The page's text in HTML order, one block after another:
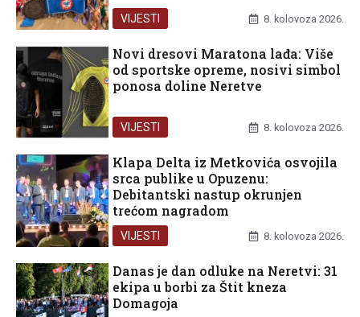
VIJESTI 8. kolovoza 2026.
Novi dresovi Maratona lađa: Više
od sportske opreme, nosivi simbol
ponosa doline Neretve
VIJESTI 8. kolovoza 2026.
Klapa Delta iz Metkovića osvojila
srca publike u Opuzenu:
Debitantski nastup okrunjen
trećom nagradom
VIJESTI 8. kolovoza 2026.
Danas je dan odluke na Neretvi: 31
ekipa u borbi za Štit kneza
Domagoja